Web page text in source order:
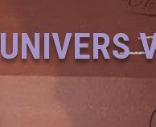
UNIVERS